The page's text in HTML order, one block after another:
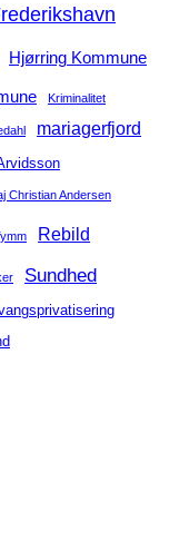
Hjørring Kommune
Kriminalitet
mariagerfjord
Christian Andersen
Rebild
Sundhed